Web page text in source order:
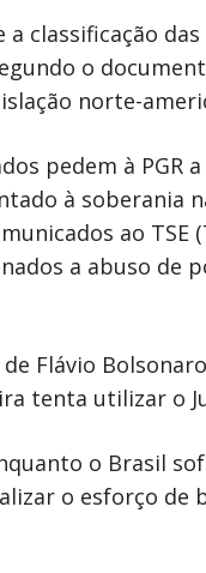
classificação
o
norte-
pedem à
à soberania
ao
a abuso de
Flávio
tenta utilizar o
o Brasil
o esforço de